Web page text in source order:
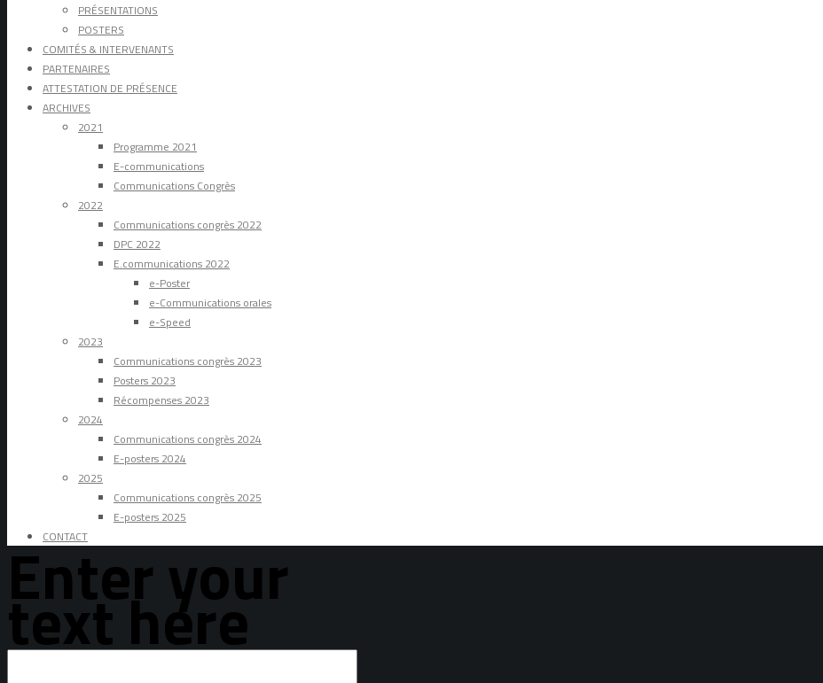
PRÉSENTATIONS
POSTERS
COMITÉS & INTERVENANTS
PARTENAIRES
ATTESTATION DE PRÉSENCE
ARCHIVES
2021
Programme 2021
E-communications
Communications Congrès
2022
Communications congrès 2022
DPC 2022
E.communications 2022
e-Poster
e-Communications orales
e-Speed
2023
Communications congrès 2023
Posters 2023
Récompenses 2023
2024
Communications congrès 2024
E-posters 2024
2025
Communications congrès 2025
E-posters 2025
CONTACT
Enter your
text here